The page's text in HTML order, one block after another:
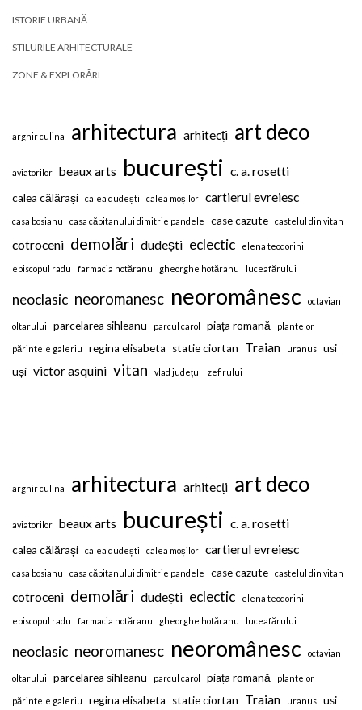
ISTORIE URBANĂ
STILURILE ARHITECTURALE
ZONE & EXPLORĂRI
arghir culina arhitectura arhitecți art deco
aviatorilor beaux arts bucurești c. a. rosetti
calea călărași calea dudești calea moșilor cartierul evreiesc
casa bosianu casa căpitanului dimitrie pandele case cazute castelul din vitan
cotroceni demolări dudești eclectic elena teodorini
episcopul radu farmacia hotăranu gheorghe hotăranu luceafărului
neoclasic neoromanesc neoromânesc octavian
oltarului parcelarea sihleanu parcul carol piața romană plantelor
părintele galeriu regina elisabeta statie ciortan Traian uranus
usi
uși victor asquini vitan vlad județul zefirului
arghir culina arhitectura arhitecți art deco
aviatorilor beaux arts bucurești c. a. rosetti
calea călărași calea dudești calea moșilor cartierul evreiesc
casa bosianu casa căpitanului dimitrie pandele case cazute castelul din vitan
cotroceni demolări dudești eclectic elena teodorini
episcopul radu farmacia hotăranu gheorghe hotăranu luceafărului
neoclasic neoromanesc neoromânesc octavian
oltarului parcelarea sihleanu parcul carol piața romană plantelor
părintele galeriu regina elisabeta statie ciortan Traian uranus usi